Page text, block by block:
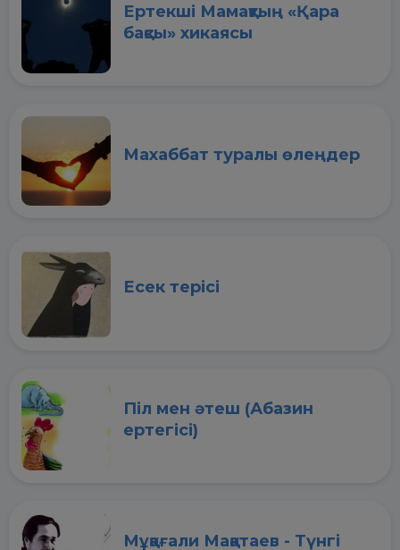
Ертекші Мамақтың «Қара
бақсы» хикаясы
Махаббат туралы өлеңдер
Есек терісі
Піл мен әтеш (Абазин
ертегісі)
Мұқағали Мақатаев - Түнгі